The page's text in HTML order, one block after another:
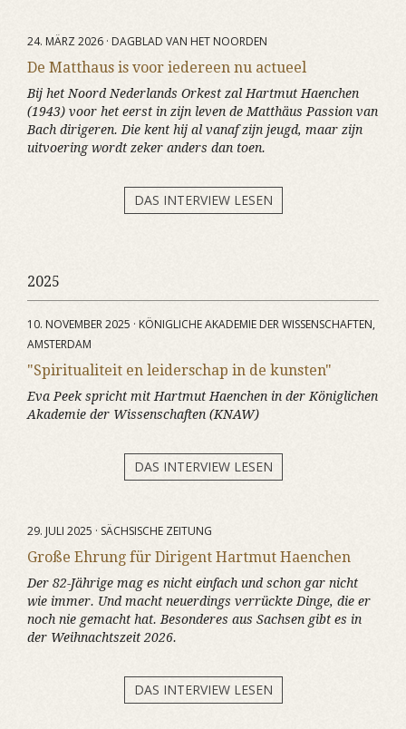
24. MÄRZ 2026 · DAGBLAD VAN HET NOORDEN
De Matthaus is voor iedereen nu actueel
Bij het Noord Nederlands Orkest zal Hartmut Haenchen
(1943) voor het eerst in zijn leven de Matthäus Passion van
Bach dirigeren. Die kent hij al vanaf zijn jeugd, maar zijn
uitvoering wordt zeker anders dan toen.
DAS INTERVIEW LESEN
2025
10. NOVEMBER 2025 · KÖNIGLICHE AKADEMIE DER WISSENSCHAFTEN,
AMSTERDAM
"Spiritualiteit en leiderschap in de kunsten"
Eva Peek spricht mit Hartmut Haenchen in der Königlichen
Akademie der Wissenschaften (KNAW)
DAS INTERVIEW LESEN
29. JULI 2025 · SÄCHSISCHE ZEITUNG
Große Ehrung für Dirigent Hartmut Haenchen
Der 82-Jährige mag es nicht einfach und schon gar nicht
wie immer. Und macht neuerdings verrückte Dinge, die er
noch nie gemacht hat. Besonderes aus Sachsen gibt es in
der Weihnachtszeit 2026.
DAS INTERVIEW LESEN